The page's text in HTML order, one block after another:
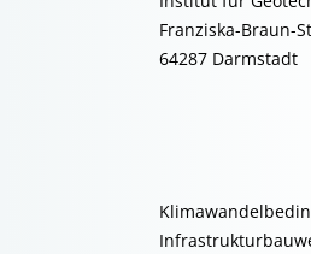
Franziska-Braun-
64287 Darmstadt